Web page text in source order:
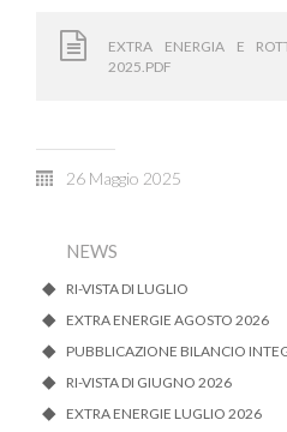
EXTRA ENERGIA E
2025.PDF
26 Maggio 2025
NEWS
RI-VISTA DI LUGLIO
EXTRA ENERGIE AGOSTO 2026
PUBBLICAZIONE BILANCIO
RI-VISTA DI GIUGNO 2026
EXTRA ENERGIE LUGLIO 2026